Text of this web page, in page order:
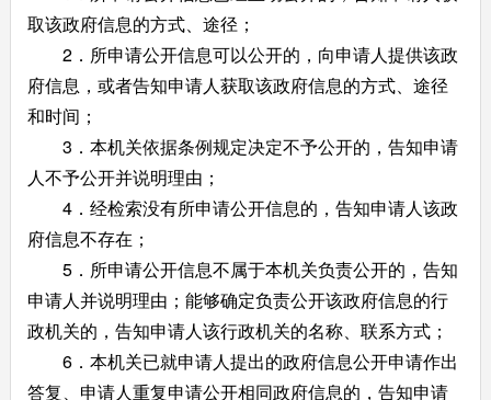
取该政府信息的方式、途径；
2．所申请公开信息可以公开的，向申请人提供该政
府信息，或者告知申请人获取该政府信息的方式、途径
和时间；
3．本机关依据条例规定决定不予公开的，告知申请
人不予公开并说明理由；
4．经检索没有所申请公开信息的，告知申请人该政
府信息不存在；
5．所申请公开信息不属于本机关负责公开的，告知
申请人并说明理由；能够确定负责公开该政府信息的行
政机关的，告知申请人该行政机关的名称、联系方式；
6．本机关已就申请人提出的政府信息公开申请作出
答复、申请人重复申请公开相同政府信息的，告知申请